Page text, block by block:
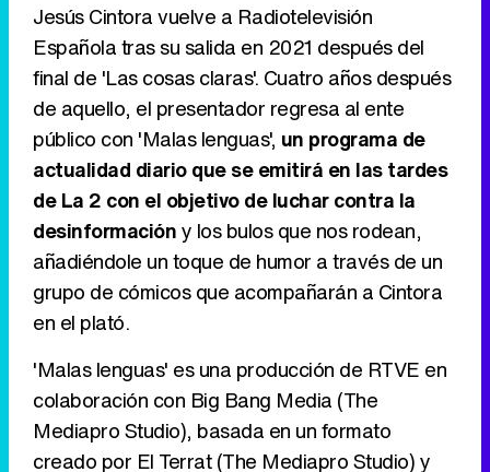
Tráiler de '33 días', la nueva serie de Atresplayer con Julián Villagrán y José Manuel Poga
Canción ganadora de Eurovisión 2026: DARA con "Bangaranga" por Bulgaria
Jesús Cintora vuelve a Radiotelevisión
Española tras su salida en 2021 después del
final de 'Las cosas claras'. Cuatro años después
de aquello, el presentador regresa al ente
público con 'Malas lenguas', un programa de
actualidad diario que se emitirá en las tardes
de La 2 con el objetivo de luchar contra la
desinformacióny los bulos que nos rodean,
añadiéndole un toque de humor a través de un
grupo de cómicos que acompañarán a Cintora
en el plató.
'Malas lenguas' es una producción de RTVE en
colaboración con Big Bang Media (The
Mediapro Studio), basada en un formato
creado por El Terrat (The Mediapro Studio) y